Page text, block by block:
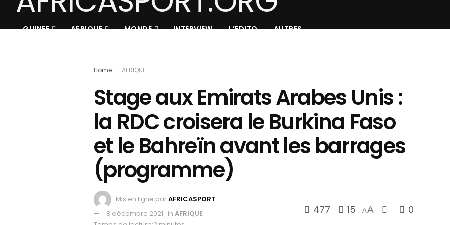
GUINEE AFRIQUE MONDE INTERVIEW L’EDITO AUTRES
Home AFRIQUE
Stage aux Emirats Arabes Unis :
la RDC croisera le Burkina Faso
et le Bahreïn avant les barrages
(programme)
Mis en ligne parAFRICASPORT
8 décembre 2021 in AFRIQUE
477 15 AA 0